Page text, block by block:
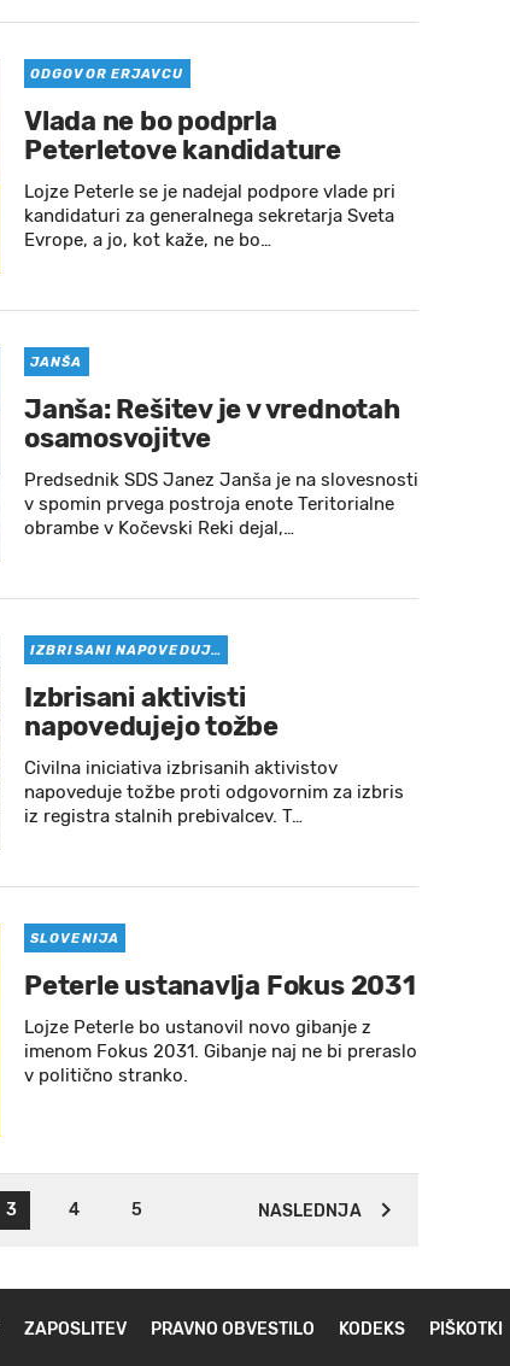
ODGOVOR ERJAVCU
Vlada ne bo podprla
Peterletove kandidature
Lojze Peterle se je nadejal podpore vlade pri
kandidaturi za generalnega sekretarja Sveta
Evrope, a jo, kot kaže, ne bo…
JANŠA
Janša: Rešitev je v vrednotah
osamosvojitve
Predsednik SDS Janez Janša je na slovesnosti
v spomin prvega postroja enote Teritorialne
obrambe v Kočevski Reki dejal,…
IZBRISANI NAPOVEDUJ…
Izbrisani aktivisti
napovedujejo tožbe
Civilna iniciativa izbrisanih aktivistov
napoveduje tožbe proti odgovornim za izbris
iz registra stalnih prebivalcev. T…
SLOVENIJA
Peterle ustanavlja Fokus 2031
Lojze Peterle bo ustanovil novo gibanje z
imenom Fokus 2031. Gibanje naj ne bi preraslo
v politično stranko.
3 4 5 NASLEDNJA
ZAPOSLITEV PRAVNO OBVESTILO KODEKS PIŠKOTKI